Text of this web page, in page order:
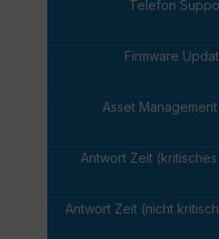
Telefon
Firmware
Asset
Antwort Zeit
Antwort Zeit (nicht